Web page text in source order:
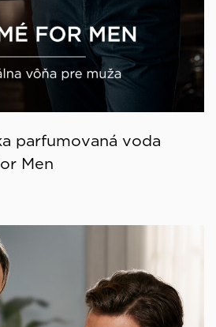
parfumovaná voda
Men